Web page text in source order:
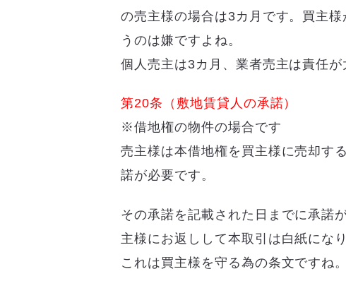
の売主様の場合は3カ月です。買主
うのは嫌ですよね。
個人売主は3カ月、業者売主は責任が
第20条（敷地賃貸人の承諾）
※借地権の物件の場合です
売主様は本借地権を買主様に売却す
諾が必要です。
その承諾を記載された日までに承諾
主様にお返しして本取引は白紙になり
これは買主様を守る為の条文ですね。